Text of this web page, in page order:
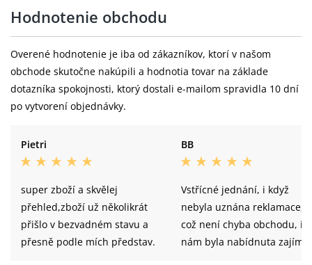
Hodnotenie obchodu
Overené hodnotenie je iba od zákazníkov, ktorí v našom
obchode skutočne nakúpili a hodnotia tovar na základe
dotazníka spokojnosti, ktorý dostali e-mailom spravidla 10 dní
po vytvorení objednávky.
Pietri
super zboží a skvělej
přehled,zboží už několikrát
přišlo v bezvadném stavu a
přesně podle mích představ.
BB
Vstřícné jednání, i když
nebyla uznána reklamace,
což není chyba obchodu, i
nám byla nabídnuta